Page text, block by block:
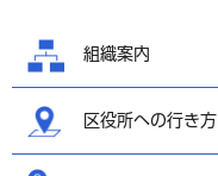
組織案内
区役所への行き方